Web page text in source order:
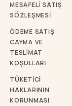
MESAFELİ SATIŞ
SÖZLEŞMESİ
ÖDEME SATIŞ
CAYMA VE
TESLİMAT
KOŞULLARI
TÜKETICI
HAKLARININ
KORUNMASI